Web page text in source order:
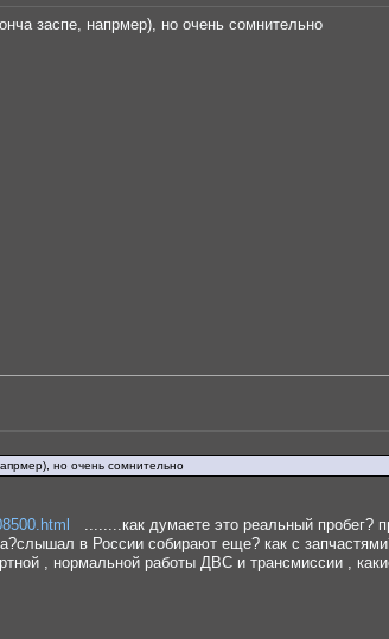
заспе, напрмер), но очень сомнительно
но очень сомнительно
........как думаете это реальный пробег?
в России собирают еще? как с
, нормальной работы ДВС и трансмиссии ,